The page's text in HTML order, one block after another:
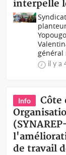
interpelle
général
il y a
Info
Côte
de travail